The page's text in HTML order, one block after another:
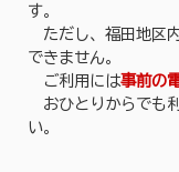
す。
ただし、福田地区
できません。
ご利用には事前の
おひとりからでも
い。